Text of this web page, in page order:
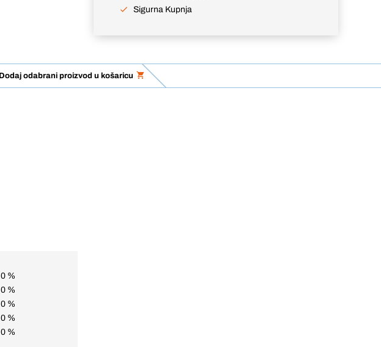
Sigurna Kupnja
Dodaj odabrani proizvod u košaricu
0 %
0 %
0 %
0 %
0 %